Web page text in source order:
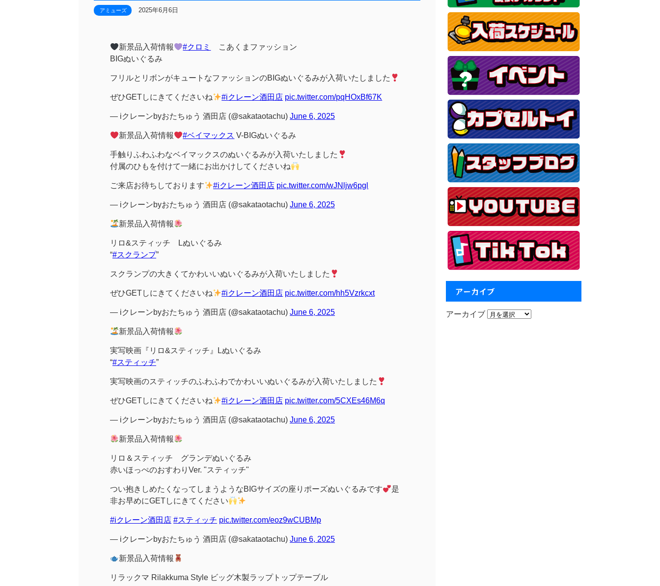
アミューズ 2025年6月6日
新景品入荷情報 #クロミ
こあくまファッション
BIGぬいぐるみ
フリルとリボンがキュートなファッションのBIGぬいぐるみが入荷いたしました
ぜひGETしにきてくださいね #iクレーン酒田店 pic.twitter.com/pqHOxBf67K
— iクレーンbyおたちゅう 酒田店 (@sakataotachu) June 6, 2025
新景品入荷情報 #ベイマックス V-BIGぬいぐるみ
手触りふわふわなベイマックスのぬいぐるみが入荷いたしました
付属のひもを付けて一緒にお出かけしてくださいね
ご来店お待ちしております #iクレーン酒田店 pic.twitter.com/wJNljw6pgl
— iクレーンbyおたちゅう 酒田店 (@sakataotachu) June 6, 2025
新景品入荷情報
リロ&スティッチ Lぬいぐるみ
“#スクランプ”
スクランプの大きくてかわいいぬいぐるみが入荷いたしました
ぜひGETしにきてくださいね #iクレーン酒田店 pic.twitter.com/hh5Vzrkcxt
— iクレーンbyおたちゅう 酒田店 (@sakataotachu) June 6, 2025
新景品入荷情報
実写映画『リロ&スティッチ』Lぬいぐるみ
“#スティッチ”
実写映画のスティッチのふわふわでかわいいぬいぐるみが入荷いたしました
ぜひGETしにきてくださいね #iクレーン酒田店 pic.twitter.com/5CXEs46M6q
— iクレーンbyおたちゅう 酒田店 (@sakataotachu) June 6, 2025
新景品入荷情報
リロ＆スティッチ グランデぬいぐるみ
赤いほっぺのおすわりVer. "スティッチ"
つい抱きしめたくなってしまうようなBIGサイズの座りポーズぬいぐるみです
是
非お早めにGETしにきてください
#iクレーン酒田店 #スティッチ pic.twitter.com/eoz9wCUBMp
— iクレーンbyおたちゅう 酒田店 (@sakataotachu) June 6, 2025
新景品入荷情報
リラックマ Rilakkuma Style ビッグ木製ラップトップテーブル
アーカイブ
アーカイブ